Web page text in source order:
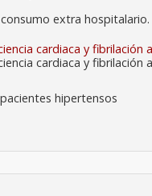
extra hospitalario.
cardiaca y fibrilación
cardiaca y fibrilación
hipertensos